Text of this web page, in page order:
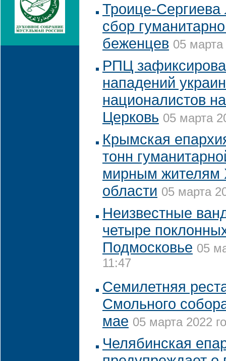
Троице-Сергиева
сбор
беженцев 05 марта
РПЦ
нападений
националистов
Церковь 05 марта
Крымская
тонн
мирным жителям
области 05 марта
Неизвестные
четыре
Подмосковье 05
11:47
Семилетняя
Смольного
мае 05 марта 2022
Челябинская